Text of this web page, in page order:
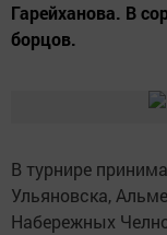
Гарейханова. В
борцов.
В турнире
Ульяновска,
Набережных